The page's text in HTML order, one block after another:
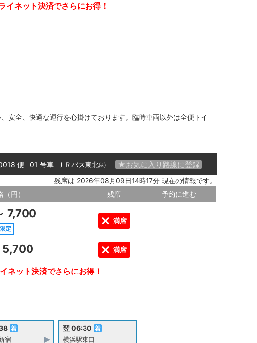
イネット決済でさらにお得！
安全、快適な運行を心掛けております。臨時車両以外は全便トイ
★お気に入り路線に登録
便 01 号車 ＪＲバス東北㈱
残席は 2026年08月09日14時17分 現在の情報です。
（円） 残席 予約に進む
7,700
定
満席
5,700 満席
ネット決済でさらにお得！
宿
翌 06:30
横浜駅東口